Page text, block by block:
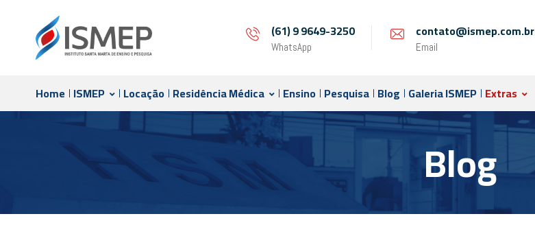
(61) 9 9649-3250
WhatsApp
contato@ismep.com.br
Email
Home ISMEP Locação Residência Médica Ensino Pesquisa Blog Galeria ISMEP Extras
Blog